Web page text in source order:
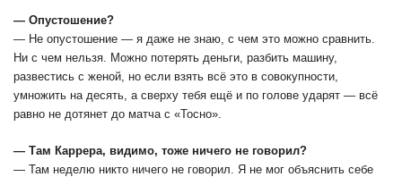
― Опустошение?
― Не опустошение ― я даже не знаю, с чем это можно сравнить.
Ни с чем нельзя. Можно потерять деньги, разбить машину,
развестись с женой, но если взять всё это в совокупности,
умножить на десять, а сверху тебя ещё и по голове ударят ― всё
равно не дотянет до матча с «Тосно».
― Там Каррера, видимо, тоже ничего не говорил?
― Там неделю никто ничего не говорил. Я не мог объяснить себе